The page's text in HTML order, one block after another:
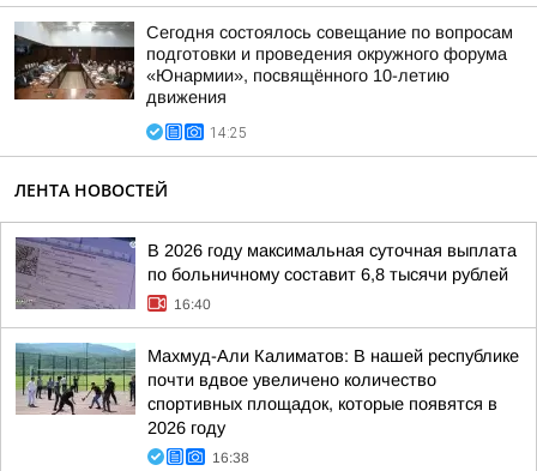
Сегодня состоялось совещание по вопросам
подготовки и проведения окружного форума
«Юнармии», посвящённого 10-летию
движения
14:25
ЛЕНТА НОВОСТЕЙ
В 2026 году максимальная суточная выплата
по больничному составит 6,8 тысячи рублей
16:40
Махмуд-Али Калиматов: В нашей республике
почти вдвое увеличено количество
спортивных площадок, которые появятся в
2026 году
16:38